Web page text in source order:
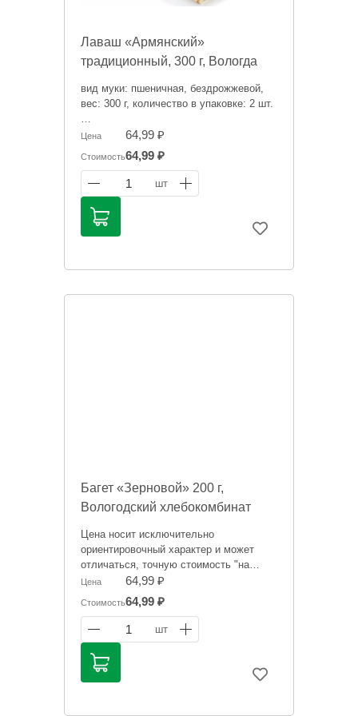
Лаваш «Армянский»
традиционный, 300 г, Вологда
вид муки: пшеничная, бездрожжевой,
вес: 300 г, количество в упаковке: 2 шт.
Цена носит исключительно
ориентировочный характер и может
отличаться, точную стоимость "на
сегодня" сообщит менеджер при
оформлении заказа.
Цена 64,99 ₽
Стоимость64,99 ₽
1 шт
Багет «Зерновой» 200 г,
Вологодский хлебокомбинат
Цена носит исключительно
ориентировочный характер и может
отличаться, точную стоимость "на
сегодня" сообщит менеджер при
оформлении заказ
Цена 64,99 ₽
Стоимость64,99 ₽
1 шт